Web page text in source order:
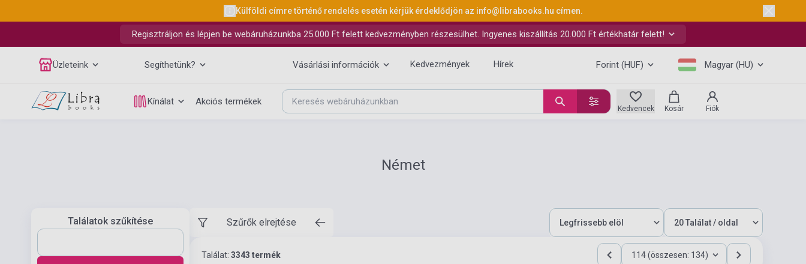
Külföldi címre történő rendelés esetén kérjük érdeklődjön az info@librabooks.hu címen.
Regisztráljon és lépjen be webáruházunkba 25.000 Ft felett kedvezményben részesülhet. Ingyenes kiszállítás 20.000 Ft értékhatár felett!
Üzleteink Segíthetünk? Vásárlási információk Kedvezmények Hírek Forint (HUF) Magyar (HU)
Kínálat Akciós termékek
Kedvencek Kosár Fiók
Német
Találatok szűkítése Szűrők elrejtése
Találat: 3343 termék 114 (összesen: 134)